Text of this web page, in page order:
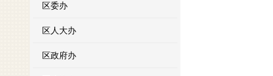
区委办
区人大办
区政府办